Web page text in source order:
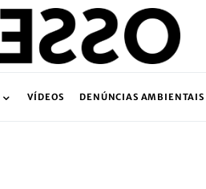
VÍDEOS DENÚNCIAS AMBIENTAIS